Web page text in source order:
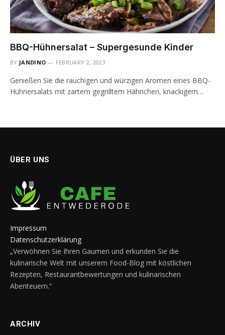
BBQ-Hühnersalat – Supergesunde Kinder
BY JANDINO FEBRUARY 2, 2023
Genießen Sie die rauchigen und würzigen Aromen eines BBQ-
Hühnersalats mit zartem gegrilltem Hähnchen, knackigem…
ÜBER UNS
Impressum
Datenschutzerklärung
„Verwöhnen Sie Ihren Gaumen und erkunden Sie die
kulinarische Welt mit unserem Food-Blog mit köstlichen
Rezepten, Restaurantbewertungen und kulinarischen
Abenteuern.“
ARCHIV